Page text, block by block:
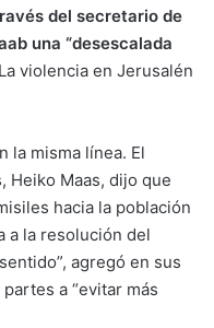
del secretario de
una “desescalada
violencia en Jerusalén
la misma línea. El
Heiko Maas, dijo que
hacia la población
a la resolución del
agregó en sus
a “evitar más